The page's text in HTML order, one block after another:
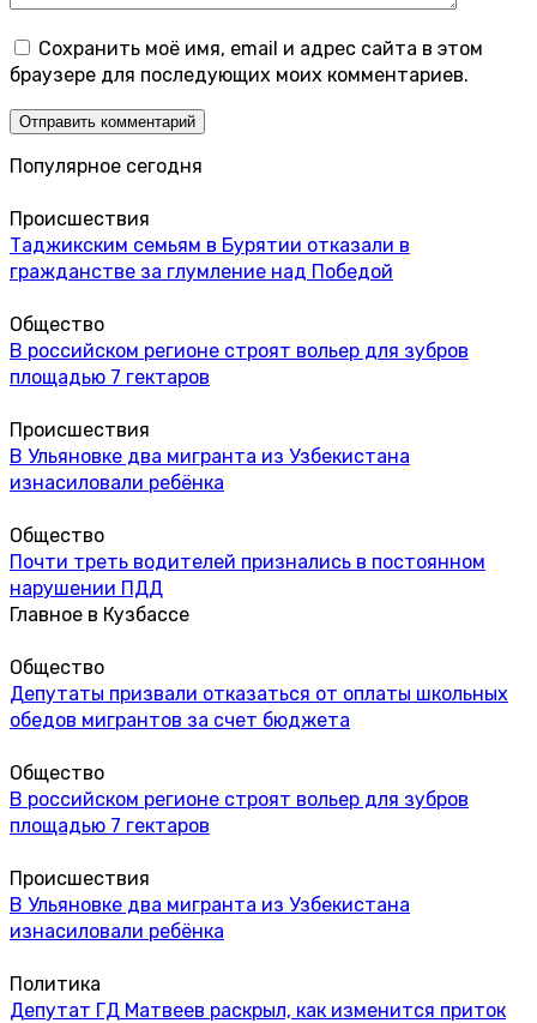
Сохранить моё имя, email и адрес сайта в этом
браузере для последующих моих комментариев.
Популярное сегодня
Происшествия
Таджикским семьям в Бурятии отказали в
гражданстве за глумление над Победой
Общество
В российском регионе строят вольер для зубров
площадью 7 гектаров
Происшествия
В Ульяновке два мигранта из Узбекистана
изнасиловали ребёнка
Общество
Почти треть водителей признались в постоянном
нарушении ПДД
Главное в Кузбассе
Общество
Депутаты призвали отказаться от оплаты школьных
обедов мигрантов за счет бюджета
Общество
В российском регионе строят вольер для зубров
площадью 7 гектаров
Происшествия
В Ульяновке два мигранта из Узбекистана
изнасиловали ребёнка
Политика
Депутат ГД Матвеев раскрыл, как изменится приток